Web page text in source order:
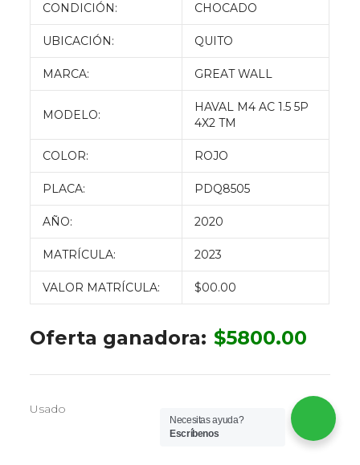
CONDICIÓN: CHOCADO
UBICACIÓN: QUITO
MARCA: GREAT WALL
MODELO:
HAVAL M4 AC 1.5 5P
4X2 TM
COLOR: ROJO
PLACA: PDQ8505
AÑO: 2020
MATRÍCULA: 2023
VALOR MATRÍCULA: $00.00
Oferta ganadora: $5800.00
Usado
Necesitas ayuda?
Escríbenos